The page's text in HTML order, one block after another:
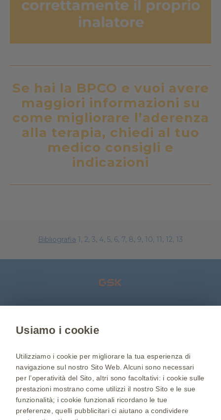
Se hai la BPCO e vuoi avere
maggiori informazioni su
come migliorare l’aderenza
alla terapia, chiedi al tuo
medico consigli e
indicazioni
Bibliografia 1, 2, 3, 4, 5, 6, 7, 8, 9, 10, 11, 12, 13
Sei un medico?
Cookie Policy Condizioni di utilizzo
Accessibilità
Usiamo i cookie
Utilizziamo i cookie per migliorare la tua esperienza di
navigazione sul nostro Sito Web. Alcuni sono necessari
per l’operatività del Sito, altri sono facoltativi: i cookie sulle
prestazioni mostrano come utilizzi il nostro Sito e le sue
funzionalità; i cookie funzionali ricordano le tue
preferenze, quelli pubblicitari ci aiutano a condividere